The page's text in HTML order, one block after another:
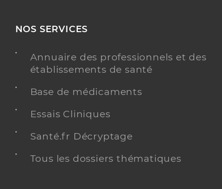
NOS SERVICES
Annuaire des professionnels et des
établissements de santé
Base de médicaments
Essais Cliniques
Santé.fr Décryptage
Tous les dossiers thématiques